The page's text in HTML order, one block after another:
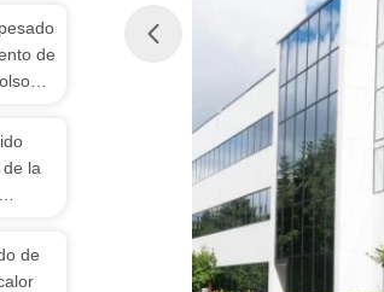
de
la
de